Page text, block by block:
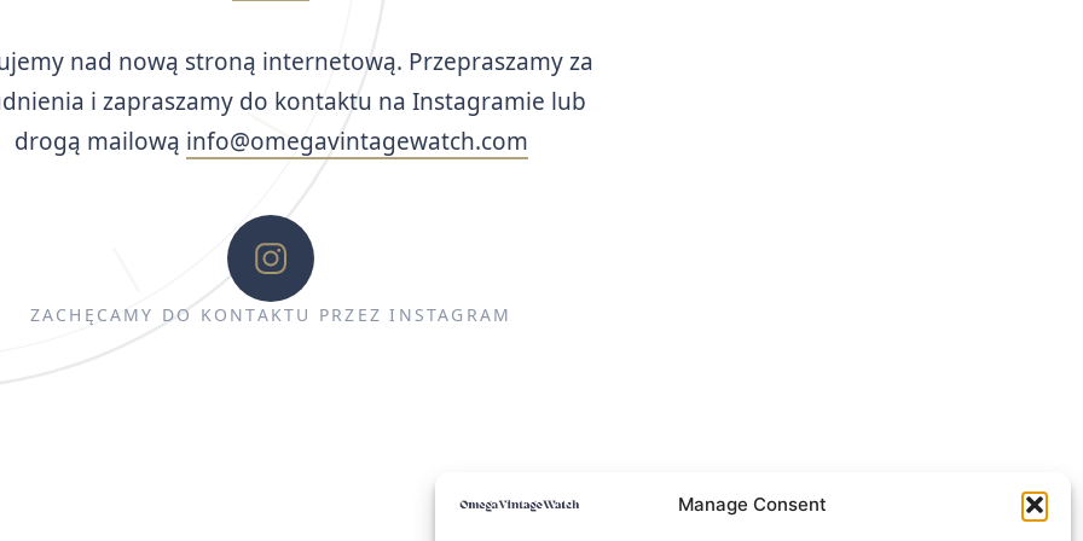
Manage Consent
nad nową stroną internetową. Przepraszamy za
i zapraszamy do kontaktu na Instagramie lub
drogą mailową info@omegavintagewatch.com
ZACHĘCAMY DO KONTAKTU PRZEZ INSTAGRAM